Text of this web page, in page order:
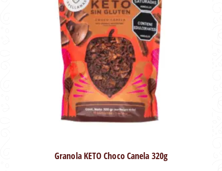
Granola KETO Choco Canela 320g